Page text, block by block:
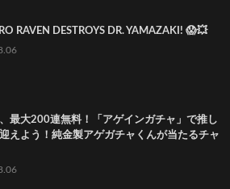
RAVEN DESTROYS DR. YAMAZAKI! 😱💥
最大200連無料！「アゲインガチャ」で推し
えよう！純金製アゲガチャくんが当たるチャ